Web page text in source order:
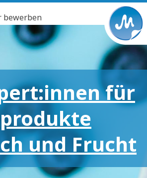
bewerben
für
und Frucht